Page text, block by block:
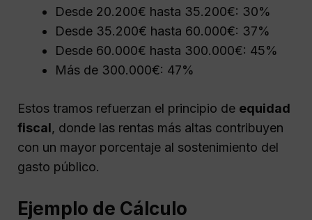
Desde 20.200€ hasta 35.200€: 30%
Desde 35.200€ hasta 60.000€: 37%
Desde 60.000€ hasta 300.000€: 45%
Más de 300.000€: 47%
Estos tramos refuerzan el principio de equidad
fiscal, donde las rentas más altas contribuyen
con un mayor porcentaje al sostenimiento del
gasto público.
Ejemplo de Cálculo